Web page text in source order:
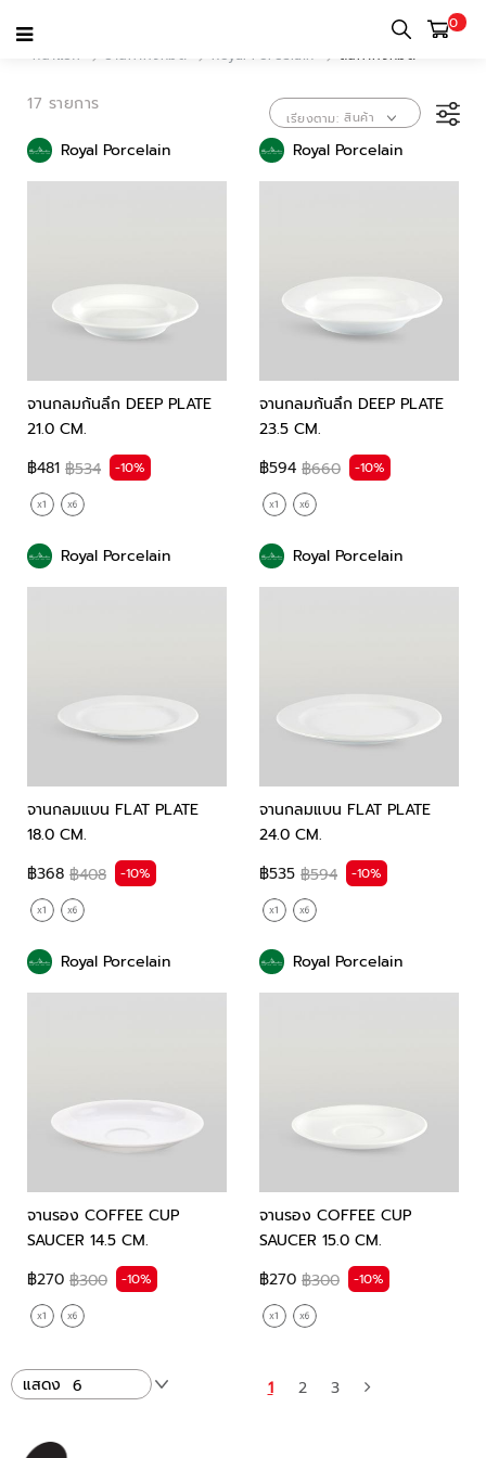
0
หน้าแรก
ร้านค้าทั้งหมด Royal Porcelain สินค้าทั้งหมด
17 รายการ
เรียงตาม สินค้า
ขายดี
Royal Porcelain
จานกลมก้นลึก DEEP PLATE
21.0 CM.
฿481 ฿534 -10%
Royal Porcelain
จานกลมก้นลึก DEEP PLATE
23.5 CM.
฿594 ฿660 -10%
Royal Porcelain
จานกลมแบน FLAT PLATE
18.0 CM.
฿368 ฿408 -10%
Royal Porcelain
จานกลมแบน FLAT PLATE
24.0 CM.
฿535 ฿594 -10%
Royal Porcelain
จานรอง COFFEE CUP
SAUCER 14.5 CM.
฿270 ฿300 -10%
Royal Porcelain
จานรอง COFFEE CUP
SAUCER 15.0 CM.
฿270 ฿300 -10%
1 2 3
แสดง